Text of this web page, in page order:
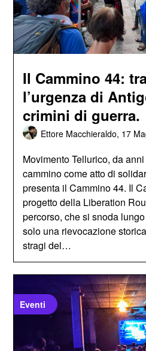
Il Cammino 44:
l’urgenza di
crimini di guerra.
Ettore Macchieraldo, 17
Movimento Tellurico, da
cammino come atto di
presenta il Cammino 44. Il
progetto della Liberation
percorso, che si snoda
solo una rievocazione
stragi del…
Eventi